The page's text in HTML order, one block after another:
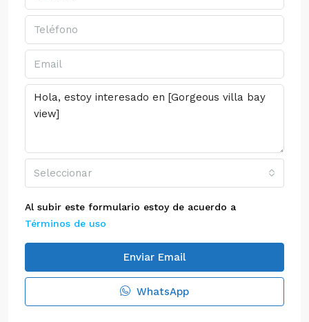
Seleccionar
Al subir este formulario estoy de acuerdo a
Términos de uso
Enviar Email
WhatsApp